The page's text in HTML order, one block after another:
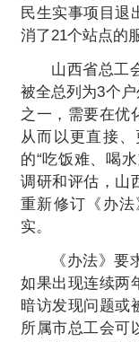
民生实事项目退
消了21个站点的
山西省总工
被全总列为3个
之一，需要在优
从而以更直接
的“吃饭难、喝
调研和评估，山
重新修订《办
实。
《办法》要
如果出现连续两
暗访发现问题或
所属市总工会可